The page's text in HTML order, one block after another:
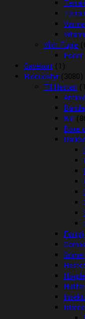
Vildt Fugle
Foder
Gavekort (1)
Rideudstyr (3080)
Til Hesten
Bid
Boxe
Grimer
Hutter